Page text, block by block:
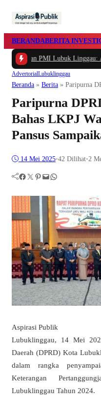
BERANDABERITA
PMI Lubuk Linggau: Antara
AdvertorialLubuklinggau
Beranda » Berita » Paripurna
Paripurna
Bahas LKPJ
Pansus
14 Mei 2025•42 Dilihat•2
Facebook Twitter Pinterest Mail WhatsApp
Aspirasi Publik
Lubuklinggau, 14 Mei
Daerah (DPRD) Kota
dalam rangka
Keterangan
Lubuklinggau Tahun 2024.